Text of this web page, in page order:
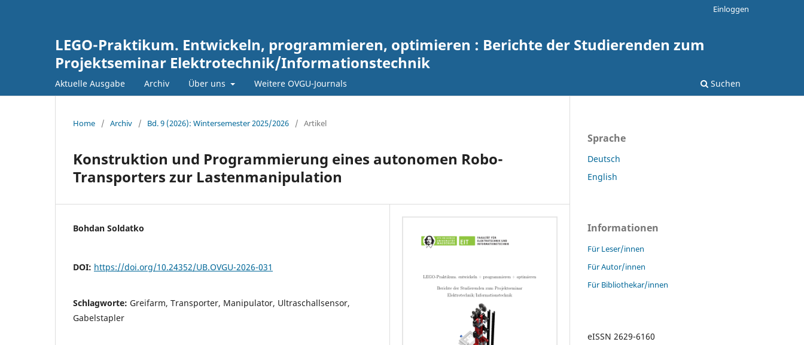
LEGO-Praktikum. Entwickeln, programmieren, optimieren : Berichte der Studierenden zum
Projektseminar Elektrotechnik/Informationstechnik
Aktuelle Ausgabe Archiv Über uns Weitere OVGU-Journals Suchen
Einloggen
Home / Archiv / Bd. 9 (2026): Wintersemester 2025/2026 / Artikel
Konstruktion und Programmierung eines autonomen Robo-
Transporters zur Lastenmanipulation
Bohdan Soldatko
DOI: https://doi.org/10.24352/UB.OVGU-2026-031
Schlagworte: Greifarm, Transporter, Manipulator, Ultraschallsensor,
Gabelstapler
Sprache
Deutsch
English
Informationen
Für Leser/innen
Für Autor/innen
Für Bibliothekar/innen
eISSN 2629-6160